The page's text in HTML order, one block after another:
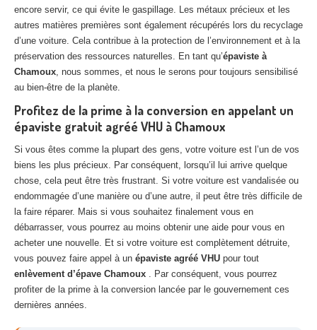
encore servir, ce qui évite le gaspillage. Les métaux précieux et les
autres matières premières sont également récupérés lors du recyclage
d’une voiture. Cela contribue à la protection de l’environnement et à la
préservation des ressources naturelles. En tant qu’épaviste à
Chamoux, nous sommes, et nous le serons pour toujours sensibilisé
au bien-être de la planète.
Profitez de la prime à la conversion en appelant un
épaviste gratuit agréé VHU à Chamoux
Si vous êtes comme la plupart des gens, votre voiture est l’un de vos
biens les plus précieux. Par conséquent, lorsqu’il lui arrive quelque
chose, cela peut être très frustrant. Si votre voiture est vandalisée ou
endommagée d’une manière ou d’une autre, il peut être très difficile de
la faire réparer. Mais si vous souhaitez finalement vous en
débarrasser, vous pourrez au moins obtenir une aide pour vous en
acheter une nouvelle. Et si votre voiture est complètement détruite,
vous pouvez faire appel à un épaviste agréé VHU pour tout
enlèvement d’épave Chamoux . Par conséquent, vous pourrez
profiter de la prime à la conversion lancée par le gouvernement ces
dernières années.